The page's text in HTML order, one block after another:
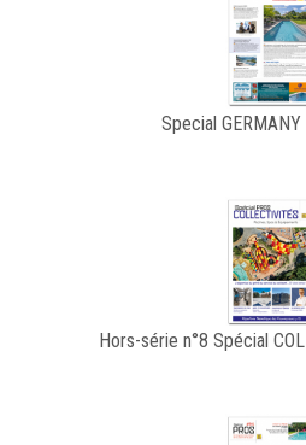
Special
Hors-série n°8 Spécial